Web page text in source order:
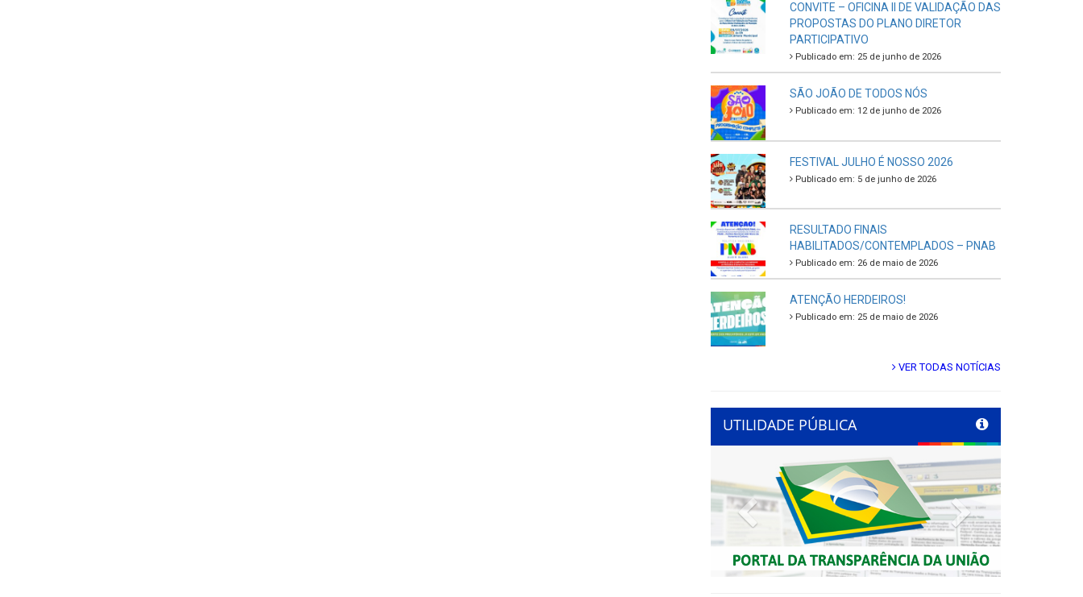
CONVITE – OFICINA II DE VALIDAÇÃO DAS
PROPOSTAS DO PLANO DIRETOR
PARTICIPATIVO
Publicado em: 25 de junho de 2026
SÃO JOÃO DE TODOS NÓS
Publicado em: 12 de junho de 2026
FESTIVAL JULHO É NOSSO 2026
Publicado em: 5 de junho de 2026
RESULTADO FINAIS
HABILITADOS/CONTEMPLADOS – PNAB
Publicado em: 26 de maio de 2026
ATENÇÃO HERDEIROS!
Publicado em: 25 de maio de 2026
VER TODAS NOTÍCIAS
UTILIDADE PÚBLICA
Previous Next